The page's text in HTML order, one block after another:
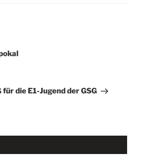
die E1-Jugend der GSG